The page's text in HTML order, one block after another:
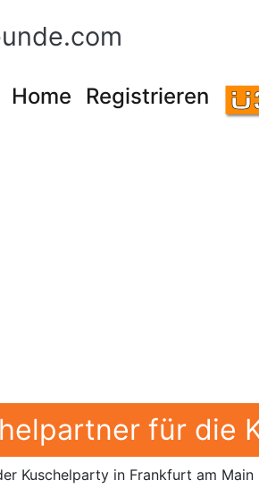
Home Registrieren
für die
Kuschelparty in Frankfurt am Main